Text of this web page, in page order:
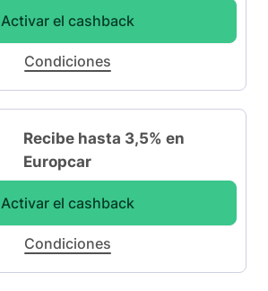
Activar el cashback
Condiciones
Recibe hasta 3,5% en
Europcar
Activar el cashback
Condiciones